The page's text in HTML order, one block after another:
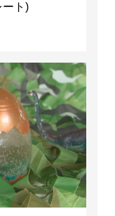
ート)